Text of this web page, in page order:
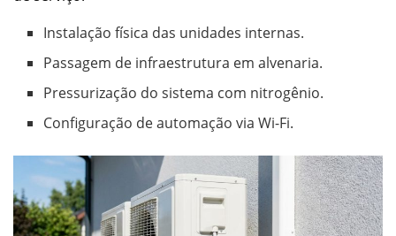
Instalação física das unidades internas.
Passagem de infraestrutura em alvenaria.
Pressurização do sistema com nitrogênio.
Configuração de automação via Wi-Fi.